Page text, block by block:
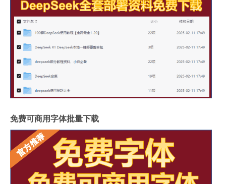
免费可商用字体批量下载